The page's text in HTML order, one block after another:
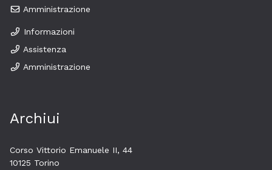
Amministrazione
Informazioni
Assistenza
Amministrazione
Archiui
Corso Vittorio Emanuele II, 44
10125 Torino